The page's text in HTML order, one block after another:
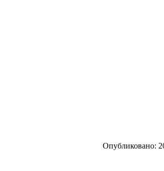
Опубликовано: